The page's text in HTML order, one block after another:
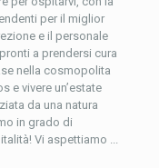
per il miglior
e il personale
a prendersi cura
nella cosmopolita
e vivere un’estate
da una natura
in grado di
Vi aspettiamo ...